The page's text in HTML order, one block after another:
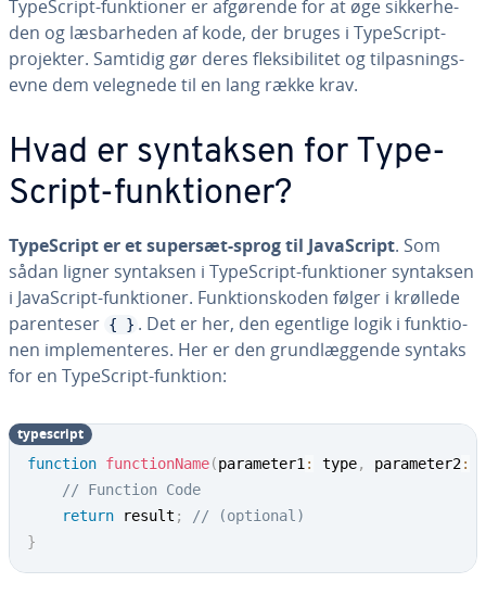
Ty­pe­Script-funk­tio­ner er afgørende for at øge sik­ker­he­
den og læs­bar­he­den af kode, der bruges i Ty­pe­Script-
projekter. Samtidig gør deres flek­si­bi­li­tet og til­pas­nings­
ev­ne dem velegnede til en lang række krav.
Hvad er syntaksen for Ty­pe­
Script-funk­tio­ner?
Ty­pe­Script er et supersæt-sprog til Ja­va­Script. Som
sådan ligner syntaksen i Ty­pe­Script-funk­tio­ner syntaksen
i Ja­va­Script-funk­tio­ner. Funk­tions­ko­den følger i krøllede
pa­ren­te­ser { } . Det er her, den egentlige logik i funk­tio­
nen im­ple­men­te­res. Her er den grund­læg­gen­de syntaks
for en Ty­pe­Script-funktion:
function functionName(parameter1 : type, parameter2:
// Function Code
return result ;
// (optional)
}
ty­pe­script